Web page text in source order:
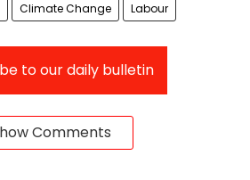
Climate Change Labour
to our daily bulletin
Comments